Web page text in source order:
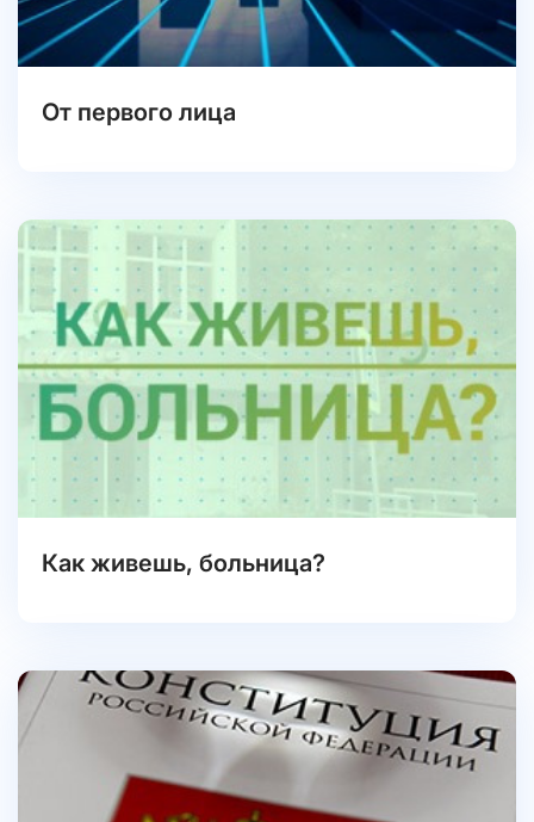
От первого лица
Как живешь, больница?